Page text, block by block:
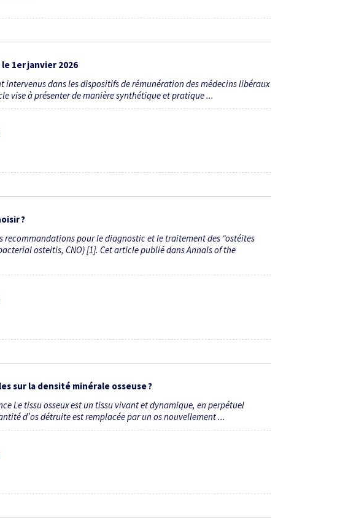
1erjanvier 2026
intervenus dans les dispositifs de rémunération des médecins libéraux
vise à présenter de manière synthétique et pratique ...
?
recommandations pour le diagnostic et le traitement des “ostéites
osteitis, CNO) [1]. Cet article publié dans Annals of the
sur la densité minérale osseuse ?
Le tissu osseux est un tissu vivant et dynamique, en perpétuel
d’os détruite est remplacée par un os nouvellement ...